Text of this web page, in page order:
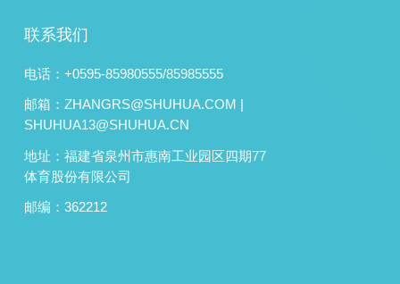
联系我们
电话：+0595-85980555/85985555
邮箱：ZHANGRS@SHUHUA.COM |
SHUHUA13@SHUHUA.CN
地址：福建省泉州市惠南工业园区四期77
体育股份有限公司
邮编：362212